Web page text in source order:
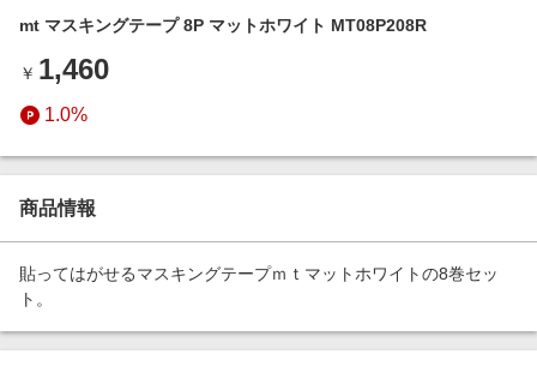
エンタメ
スポーツ・アウトドア・ゴルフ
インテリア・寝具
ペット・花・DIY・車
金融・マネー・保険
デジタルコンテンツ
ビジネス・その他サービス
旅行特集
お中元特集2026
わくわく夏特集
とことん買い物チャレンジ
Apple公式サイト×楽天カード分割払い
Qoo10メガポ
mt マスキングテープ 8P マットホワイト MT08P208R
￥ 1,460
1.0%
商品情報
貼ってはがせるマスキングテープｍｔマットホワイトの8巻セッ
ト。